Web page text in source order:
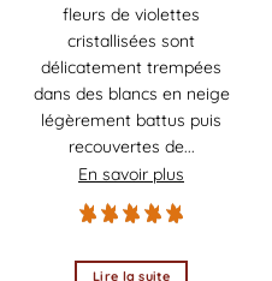
fleurs de violettes
cristallisées sont
délicatement trempées
dans des blancs en neige
légèrement battus puis
recouvertes de...
En savoir plus
Lire la suite